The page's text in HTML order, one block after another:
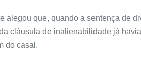
alegou que, quando a sentença de
cláusula de inalienabilidade já
do casal.